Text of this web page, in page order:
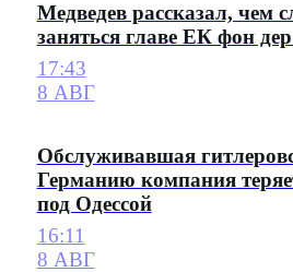
Медведев рассказал, чем
заняться главе ЕК фон
17:43
8 АВГ
Обслуживавшая
Германию компания
под Одессой
16:11
8 АВГ